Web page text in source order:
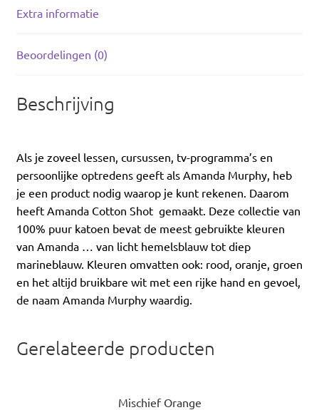
Extra informatie
Beoordelingen (0)
Beschrijving
Als je zoveel lessen, cursussen, tv-programma’s en
persoonlijke optredens geeft als Amanda Murphy, heb
je een product nodig waarop je kunt rekenen. Daarom
heeft Amanda Cotton Shot gemaakt. Deze collectie van
100% puur katoen bevat de meest gebruikte kleuren
van Amanda … van licht hemelsblauw tot diep
marineblauw. Kleuren omvatten ook: rood, oranje, groen
en het altijd bruikbare wit met een rijke hand en gevoel,
de naam Amanda Murphy waardig.
Gerelateerde producten
Mischief Orange